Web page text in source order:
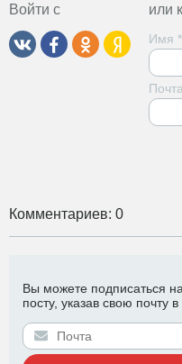
Войти с или
Имя *
Почта
Комментариев: 0
Вы можете подписаться
посту, указав свою почту